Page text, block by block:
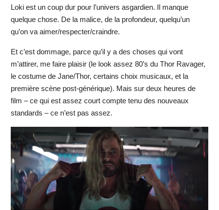
Loki est un coup dur pour l’univers asgardien. Il manque
quelque chose. De la malice, de la profondeur, quelqu’un
qu’on va aimer/respecter/craindre.
Et c’est dommage, parce qu’il y a des choses qui vont
m’attirer, me faire plaisir (le look assez 80’s du Thor Ravager,
le costume de Jane/Thor, certains choix musicaux, et la
première scène post-générique). Mais sur deux heures de
film – ce qui est assez court compte tenu des nouveaux
standards – ce n’est pas assez.